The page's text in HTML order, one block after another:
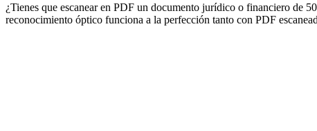
¿Tienes que escanear en PDF un documento jurídico o financiero de
reconocimiento óptico funciona a la perfección tanto con PDF